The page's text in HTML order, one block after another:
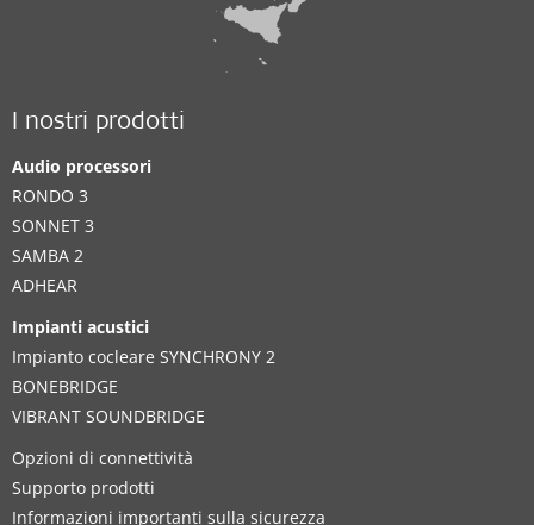
I nostri prodotti
Audio processori
RONDO 3
SONNET 3
SAMBA 2
ADHEAR
Impianti acustici
Impianto cocleare SYNCHRONY 2
BONEBRIDGE
VIBRANT SOUNDBRIDGE
Opzioni di connettività
Supporto prodotti
Informazioni importanti sulla sicurezza